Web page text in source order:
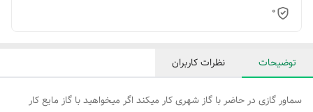
0
توضیحات نظرات کاربران
سماور گازی در حاضر با گاز شهری کار میکند اگر میخواهید با گاز مایع کار